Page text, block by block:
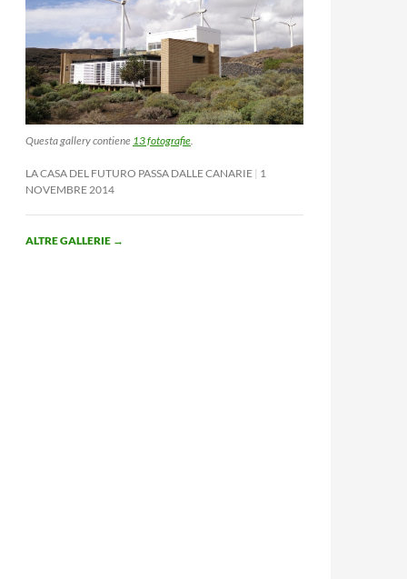
Questa gallery contiene 13 fotografie.
LA CASA DEL FUTURO PASSA DALLE CANARIE 1
NOVEMBRE 2014
ALTRE GALLERIE →